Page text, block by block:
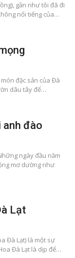
gần như tôi đã đi
nổi tiếng của…
đặc sản của Đà
dâu tây để…
anh đào
ngày đầu năm
mơ dường như
Lạt
Đà Lạt) là một sự
Đà Lạt là dịp để…